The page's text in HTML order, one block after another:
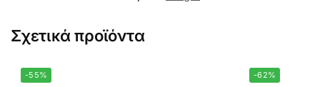
Σχετικά προϊόντα
-55% -62%